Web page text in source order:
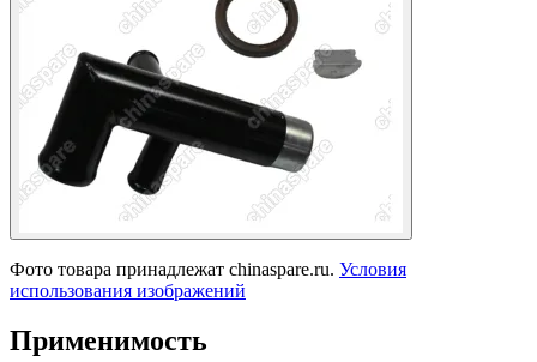
Фото товара принадлежат chinaspare.ru. Условия
использования изображений
Применимость